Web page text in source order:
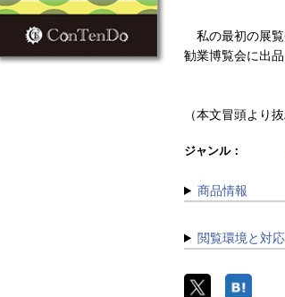
私の最初の展覧
勧業博覧会に出品
（本文冒頭より抜
ジャンル：
商品情報
閲覧環境と対